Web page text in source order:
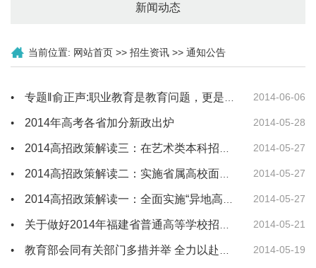
新闻动态
当前位置: 网站首页 >> 招生资讯 >> 通知公告
2014-06-06
2014年高考各省加分新政出炉 2014-05-28
2014-05-27
2014-05-27
2014-05-27
2014-05-21
2014-05-19